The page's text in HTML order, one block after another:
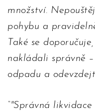
množství.
pohybu a
Také se
nakládali správně
odpadu a
"Správná